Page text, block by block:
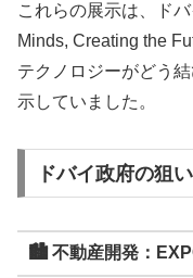
これらの展示は、ド
Minds, Creating the
テクノロジーがどう
示していました。
ドバイ政府の狙
🏙 不動産開発：